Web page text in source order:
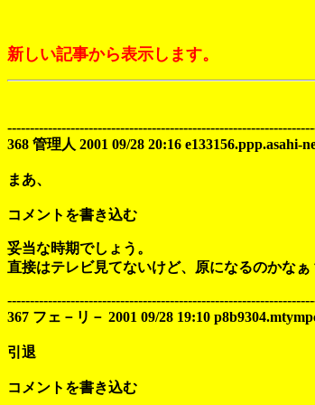
新しい記事から表示します。
368 管理人 2001 09/28 20:16 e133156.ppp.asahi-
まあ、
コメントを書き込む
妥当な時期でしょう。
直接はテレビ見てないけど、原になるのかなぁ
367 フェ－リ－ 2001 09/28 19:10
引退
コメントを書き込む